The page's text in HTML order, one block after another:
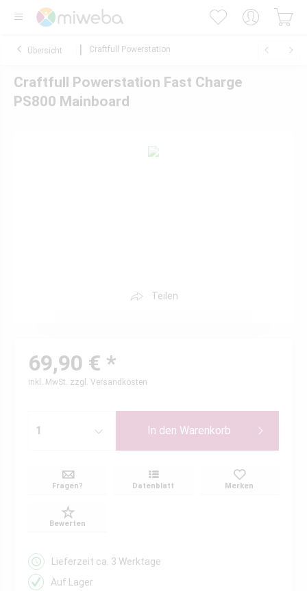
Übersicht Craftfull Powerstation
Craftfull Powerstation Fast Charge
PS800 Mainboard
Teilen
69,90 € *
inkl. MwSt. zzgl. Versandkosten
In den Warenkorb
Fragen? Datenblatt Merken
Bewerten
Lieferzeit ca. 3 Werktage
Auf Lager